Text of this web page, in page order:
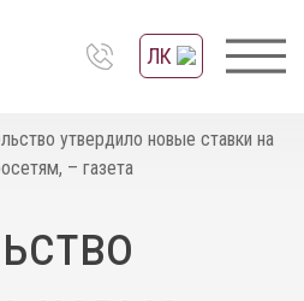
ЛК
утвердило новые ставки на
– газета